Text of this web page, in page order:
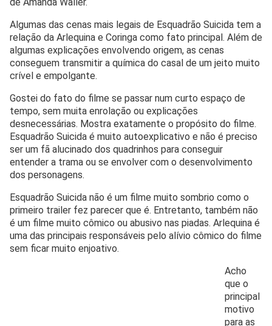
Algumas das cenas mais legais de Esquadrão Suicida tem a
relação da Arlequina e Coringa como fato principal. Além de
algumas explicações envolvendo origem, as cenas
conseguem transmitir a química do casal de um jeito muito
crível e empolgante.
Gostei do fato do filme se passar num curto espaço de
tempo, sem muita enrolação ou explicações
desnecessárias. Mostra exatamente o propósito do filme.
Esquadrão Suicida é muito autoexplicativo e não é preciso
ser um fã alucinado dos quadrinhos para conseguir
entender a trama ou se envolver com o desenvolvimento
dos personagens.
Esquadrão Suicida não é um filme muito sombrio como o
primeiro trailer fez parecer que é. Entretanto, também não
é um filme muito cômico ou abusivo nas piadas. Arlequina é
uma das principais responsáveis pelo alívio cômico do filme
sem ficar muito enjoativo.
Acho
que o
principal
motivo
para as